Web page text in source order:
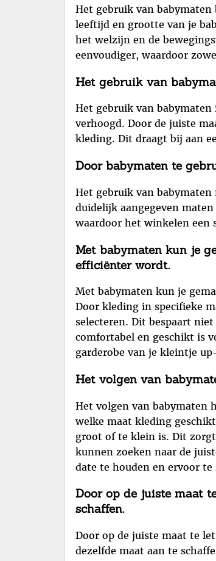
Het gebruik van
leeftijd en grootte van je
het welzijn en de
eenvoudiger, waardoor
Het gebruik van
Het gebruik van
verhoogd. Door de juiste
kleding. Dit draagt bij aan
Door babymaten te
Het gebruik van
duidelijk aangegeven
waardoor het winkelen een
Met babymaten kun je
efficiënter wordt.
Met babymaten kun je
Door kleding in specifieke
selecteren. Dit bespaart
comfortabel en geschikt is
garderobe van je kleintje
Het volgen van
Het volgen van babymaten
welke maat kleding
groot of te klein is. Dit
kunnen zoeken naar de
date te houden en ervoor
Door op de juiste maat
schaffen.
Door op de juiste maat te
dezelfde maat aan te